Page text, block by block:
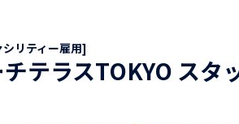
シリティー雇用]
チテラスTOKYO スタ